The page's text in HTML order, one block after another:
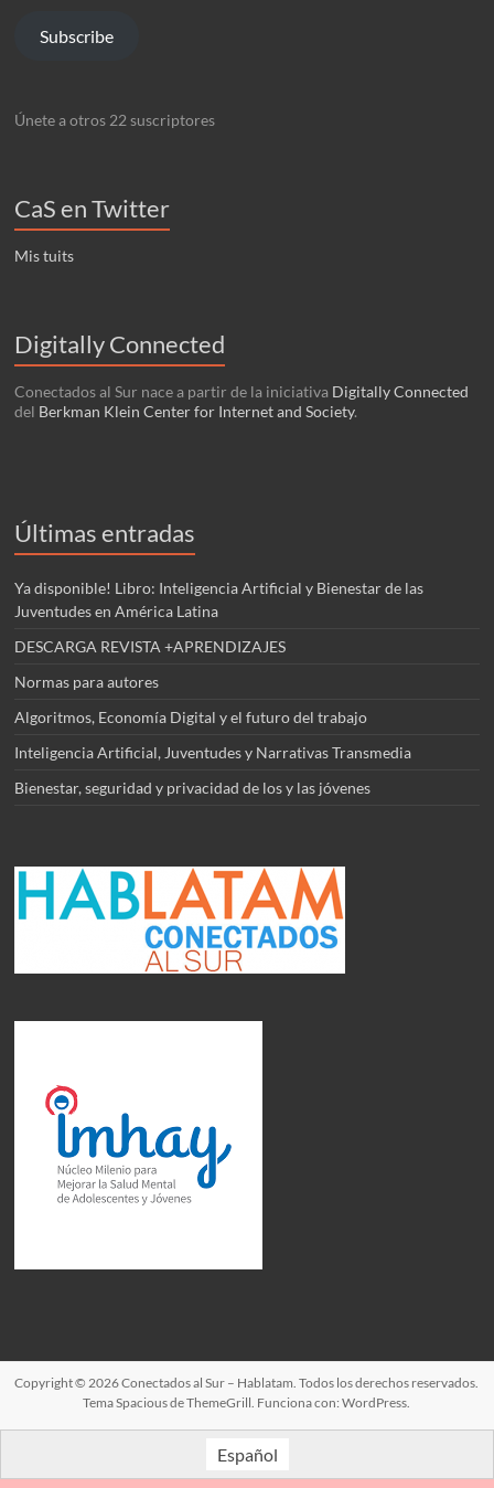
Subscribe
Únete a otros 22 suscriptores
CaS en Twitter
Mis tuits
Digitally Connected
Conectados al Sur nace a partir de la iniciativa Digitally Connected
del Berkman Klein Center for Internet and Society.
Últimas entradas
Ya disponible! Libro: Inteligencia Artificial y Bienestar de las
Juventudes en América Latina
DESCARGA REVISTA +APRENDIZAJES
Normas para autores
Algoritmos, Economía Digital y el futuro del trabajo
Inteligencia Artificial, Juventudes y Narrativas Transmedia
Bienestar, seguridad y privacidad de los y las jóvenes
Copyright © 2026Conectados al Sur – Hablatam. Todos los derechos reservados.
TemaSpaciousde ThemeGrill. Funciona con:WordPress.
Español